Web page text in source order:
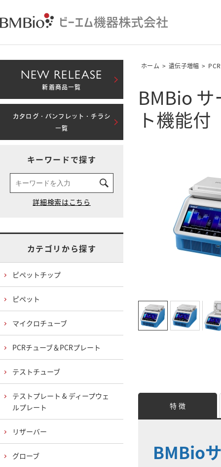
ホーム > 遺伝子増幅 >
BMBio
ト機能付
特 徴
BMBio
NEW RELEASE
新着商品一覧
カタログ・パンフレット・チラシ
一覧
キーワードで探す
カテゴリから探す
ピペットチップ
ピペット
マイクロチューブ
PCRチューブ＆PCRプレート
テストチューブ
テストプレート & ディープウェ
ルプレート
リザーバー
グローブ